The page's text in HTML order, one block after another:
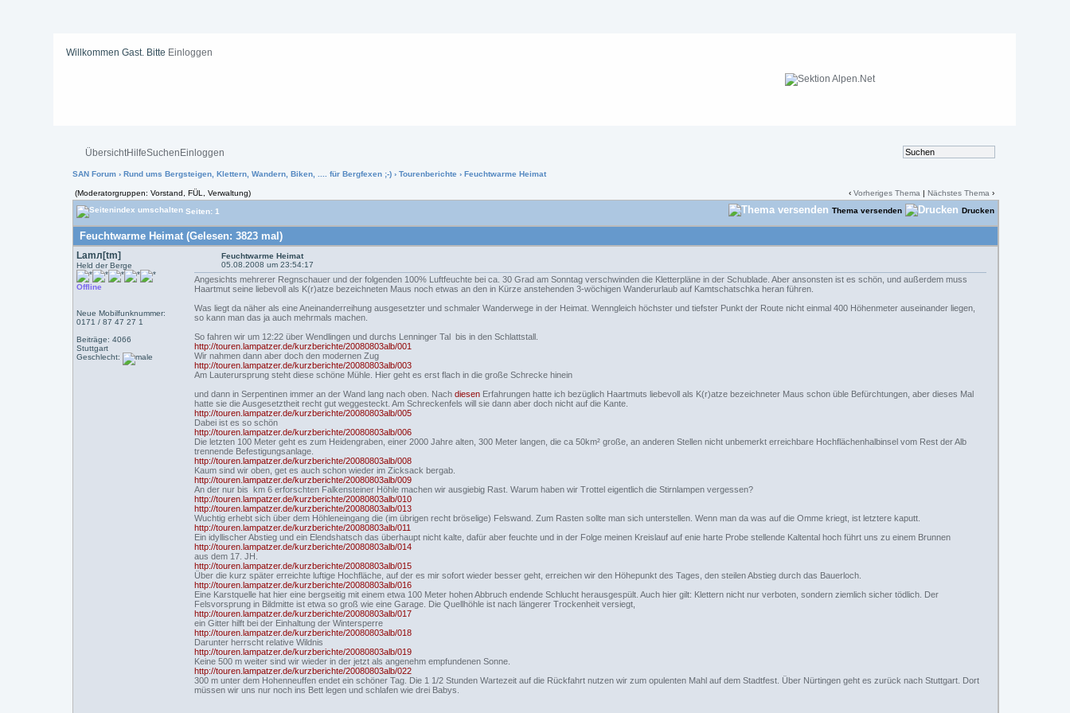
Willkommen Gast. Bitte Einloggen
ÜbersichtHilfeSuchen Einloggen
SAN Forum ›Rund ums Bergsteigen, Klettern, Wandern, Biken, .... für Bergfexen ;-) ›Tourenberichte › Feuchtwarme Heimat
(Moderatorgruppen: Vorstand, FÜL, Verwaltung) ‹Vorheriges Thema |Nächstes Thema ›
Seiten: 1 Thema versenden Drucken
Feuchtwarme Heimat (Gelesen: 3823 mal)
Lamл[tm]
Held der Berge
Offline
Neue Mobilfunknummer:
0171 / 87 47 27 1
Beiträge: 4066
Stuttgart
Geschlecht:
Feuchtwarme Heimat
05.08.2008 um 23:54:17
Angesichts mehrerer Regnschauer und der folgenden 100% Luftfeuchte bei ca. 30 Grad am Sonntag verschwinden die Kletterpläne in der Schublade. Aber ansonsten ist es schön, und außerdem muss
Haartmut seine liebevoll als K(r)atze bezeichneten Maus noch etwas an den in Kürze anstehenden 3-wöchigen Wanderurlaub auf Kamtschatschka heran führen.
Was liegt da näher als eine Aneinanderreihung ausgesetzter und schmaler Wanderwege in der Heimat. Wenngleich höchster und tiefster Punkt der Route nicht einmal 400 Höhenmeter auseinander liegen,
so kann man das ja auch mehrmals machen.
So fahren wir um 12:22 über Wendlingen und durchs Lenninger Tal bis in den Schlattstall.
http://touren.lampatzer.de/kurzberichte/20080803alb/001
Wir nahmen dann aber doch den modernen Zug
http://touren.lampatzer.de/kurzberichte/20080803alb/003
Am Lauterursprung steht diese schöne Mühle. Hier geht es erst flach in die große Schrecke hinein
und dann in Serpentinen immer an der Wand lang nach oben. Nachdiesen Erfahrungen hatte ich bezüglich Haartmuts liebevoll als K(r)atze bezeichneter Maus schon üble Befürchtungen, aber dieses Mal
hatte sie die Ausgesetztheit recht gut weggesteckt. Am Schreckenfels will sie dann aber doch nicht auf die Kante.
http://touren.lampatzer.de/kurzberichte/20080803alb/005
Dabei ist es so schön
http://touren.lampatzer.de/kurzberichte/20080803alb/006
Die letzten 100 Meter geht es zum Heidengraben, einer 2000 Jahre alten, 300 Meter langen, die ca 50km² große, an anderen Stellen nicht unbemerkt erreichbare Hochflächenhalbinsel vom Rest der Alb
trennende Befestigungsanlage.
http://touren.lampatzer.de/kurzberichte/20080803alb/008
Kaum sind wir oben, get es auch schon wieder im Zicksack bergab.
http://touren.lampatzer.de/kurzberichte/20080803alb/009
An der nur bis km 6 erforschten Falkensteiner Höhle machen wir ausgiebig Rast. Warum haben wir Trottel eigentlich die Stirnlampen vergessen?
http://touren.lampatzer.de/kurzberichte/20080803alb/010
http://touren.lampatzer.de/kurzberichte/20080803alb/013
Wuchtig erhebt sich über dem Höhleneingang die (im übrigen recht bröselige) Felswand. Zum Rasten sollte man sich unterstellen. Wenn man da was auf die Omme kriegt, ist letztere kaputt.
http://touren.lampatzer.de/kurzberichte/20080803alb/011
Ein idyllischer Abstieg und ein Elendshatsch das überhaupt nicht kalte, dafür aber feuchte und in der Folge meinen Kreislauf auf enie harte Probe stellende Kaltental hoch führt uns zu einem Brunnen
http://touren.lampatzer.de/kurzberichte/20080803alb/014
aus dem 17. JH.
http://touren.lampatzer.de/kurzberichte/20080803alb/015
Über die kurz später erreichte luftige Hochfläche, auf der es mir sofort wieder besser geht, erreichen wir den Höhepunkt des Tages, den steilen Abstieg durch das Bauerloch.
http://touren.lampatzer.de/kurzberichte/20080803alb/016
Eine Karstquelle hat hier eine bergseitig mit einem etwa 100 Meter hohen Abbruch endende Schlucht herausgespült. Auch hier gilt: Klettern nicht nur verboten, sondern ziemlich sicher tödlich. Der
Felsvorsprung in Bildmitte ist etwa so groß wie eine Garage. Die Quellhöhle ist nach längerer Trockenheit versiegt,
http://touren.lampatzer.de/kurzberichte/20080803alb/017
ein Gitter hilft bei der Einhaltung der Wintersperre
http://touren.lampatzer.de/kurzberichte/20080803alb/018
Darunter herrscht relative Wildnis
http://touren.lampatzer.de/kurzberichte/20080803alb/019
Keine 500 m weiter sind wir wieder in der jetzt als angenehm empfundenen Sonne.
http://touren.lampatzer.de/kurzberichte/20080803alb/022
300 m unter dem Hohenneuffen endet ein schöner Tag. Die 1 1/2 Stunden Wartezeit auf die Rückfahrt nutzen wir zum opulenten Mahl auf dem Stadtfest. Über Nürtingen geht es zurück nach Stuttgart. Dort
müssen wir uns nur noch ins Bett legen und schlafen wie drei Babys.